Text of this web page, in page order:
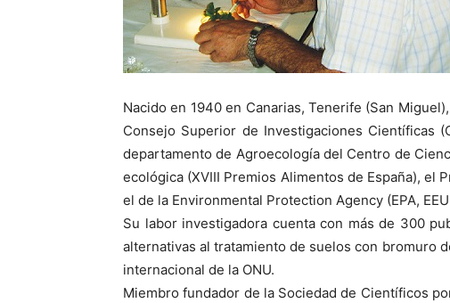
Nacido en 1940 en Canarias, Tenerife (San
Consejo Superior de Investigaciones Científicas
departamento de Agroecología del Centro de
ecológica (XVIII Premios Alimentos de España),
el de la Environmental Protection Agency (EPA,
Su labor investigadora cuenta con más de 300
alternativas al tratamiento de suelos con bromuro
internacional de la ONU.
Miembro fundador de la Sociedad de Científicos